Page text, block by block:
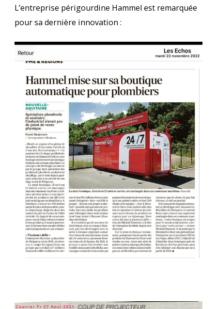
L’entreprise périgourdine Hammel est remarquée
pour sa dernière innovation :